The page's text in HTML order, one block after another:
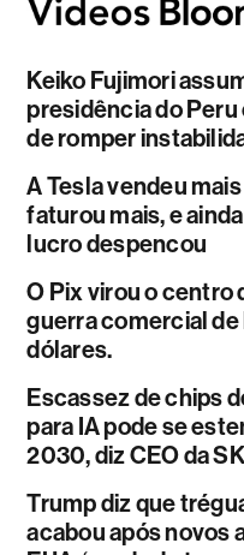
Keiko Fujimori
presidência do
de romper
A Tesla vendeu
faturou mais, e
lucro despencou
O Pix virou o centro
guerra comercial de
dólares.
Escassez de chips
para IA pode se
2030, diz CEO da
Trump diz que
acabou após novos